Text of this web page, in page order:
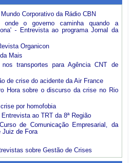
Corporativo da Rádio CBN
onde o governo caminha quando a
- Entrevista ao programa Jornal da
Organicon
Mais
transportes para Agência CNT de
de crise do acidente da Air France
Hora sobre o discurso da crise no Rio
por homofobia
ao TRT da 8ª Região
de Comunicação Empresarial, da
Juiz de Fora
sobre Gestão de Crises